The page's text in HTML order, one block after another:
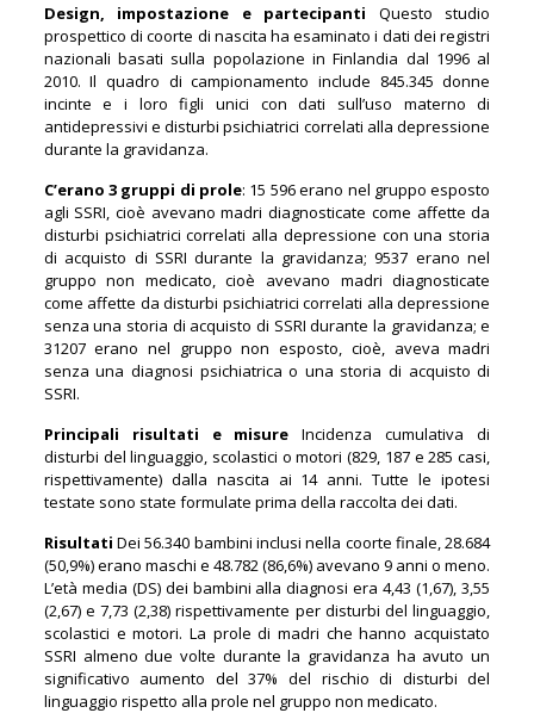
Design, impostazione e partecipanti Questo studio
prospettico di coorte di nascita ha esaminato i dati dei registri
nazionali basati sulla popolazione in Finlandia dal 1996 al
2010. Il quadro di campionamento include 845.345 donne
incinte e i loro figli unici con dati sull’uso materno di
antidepressivi e disturbi psichiatrici correlati alla depressione
durante la gravidanza.
C’erano 3 gruppi di prole: 15 596 erano nel gruppo esposto
agli SSRI, cioè avevano madri diagnosticate come affette da
disturbi psichiatrici correlati alla depressione con una storia
di acquisto di SSRI durante la gravidanza; 9537 erano nel
gruppo non medicato, cioè avevano madri diagnosticate
come affette da disturbi psichiatrici correlati alla depressione
senza una storia di acquisto di SSRI durante la gravidanza; e
31207 erano nel gruppo non esposto, cioè, aveva madri
senza una diagnosi psichiatrica o una storia di acquisto di
SSRI.
Principali risultati e misure Incidenza cumulativa di
disturbi del linguaggio, scolastici o motori (829, 187 e 285 casi,
rispettivamente) dalla nascita ai 14 anni. Tutte le ipotesi
testate sono state formulate prima della raccolta dei dati.
Risultati Dei 56.340 bambini inclusi nella coorte finale, 28.684
(50,9%) erano maschi e 48.782 (86,6%) avevano 9 anni o meno.
L’età media (DS) dei bambini alla diagnosi era 4,43 (1,67), 3,55
(2,67) e 7,73 (2,38) rispettivamente per disturbi del linguaggio,
scolastici e motori. La prole di madri che hanno acquistato
SSRI almeno due volte durante la gravidanza ha avuto un
significativo aumento del 37% del rischio di disturbi del
linguaggio rispetto alla prole nel gruppo non medicato.